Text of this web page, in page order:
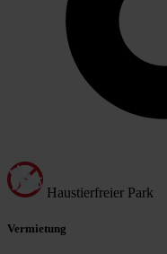
Haustierfreier Park
Vermietung